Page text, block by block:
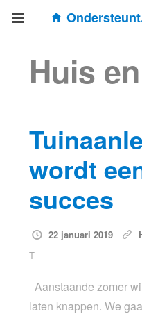
Huis
wordt
succes
22 januari 2019
T
Aanstaande zomer
laten knappen. We